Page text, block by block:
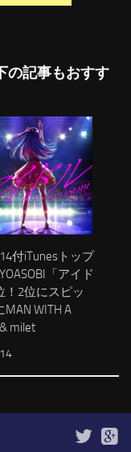
の記事もおすす
付iTunesトップ
「アイド
！2位にスピッ
MAN WITH A
milet